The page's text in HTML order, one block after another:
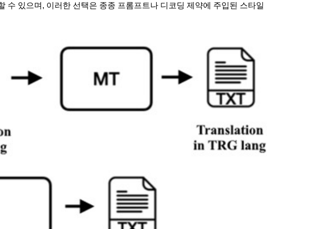
있으며, 이러한 선택은 종종 프롬프트나 디코딩 제약에 주입된 스타일